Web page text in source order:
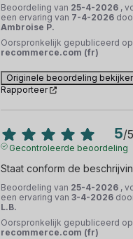
Beoordeling van 25-4-2026 ,
een ervaring van 7-4-2026
Ambroise P.
Oorspronkelijk gepubliceerd op
recommerce.com (fr)
Originele beoordeling
Rapporteer
5/5
Gecontroleerde beoordeling
Staat conform de
Beoordeling van 25-4-2026 ,
een ervaring van 3-4-2026
L.B.
Oorspronkelijk gepubliceerd op
recommerce.com (fr)